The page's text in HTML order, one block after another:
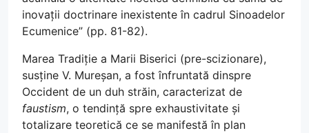
inovații doctrinare inexistente în cadrul Sinoadelor
Ecumenice” (pp. 81-82).
Marea Tradiție a Marii Biserici (pre-scizionare),
susține V. Mureșan, a fost înfruntată dinspre
Occident de un duh străin, caracterizat de
faustism, o tendință spre exhaustivitate și
totalizare teoretică ce se manifestă în plan